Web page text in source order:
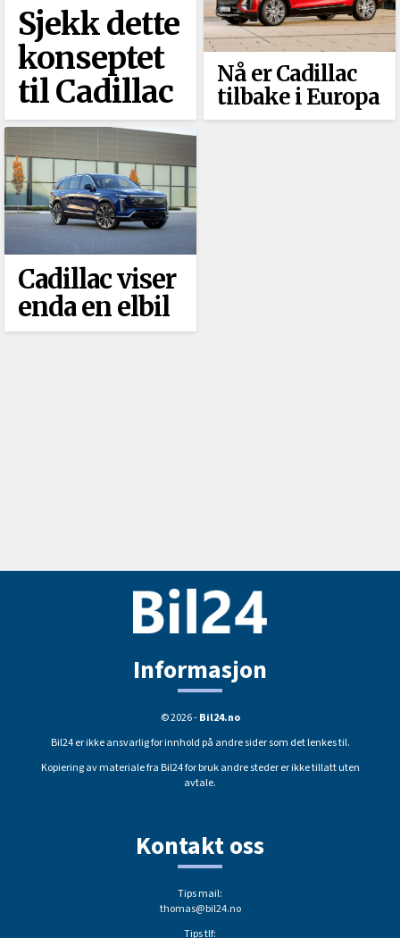
Sjekk dette
konseptet
til Cadillac
Nå er Cadillac
tilbake i Europa
Cadillac viser
enda en elbil
Informasjon
© 2026 -Bil24.no
Bil24 er ikke ansvarlig for innhold på andre sider som det lenkes til.
Kopiering av materiale fra Bil24 for bruk andre steder er ikke tillatt uten
avtale.
Kontakt oss
Tips mail:
thomas@bil24.no
Tips tlf: